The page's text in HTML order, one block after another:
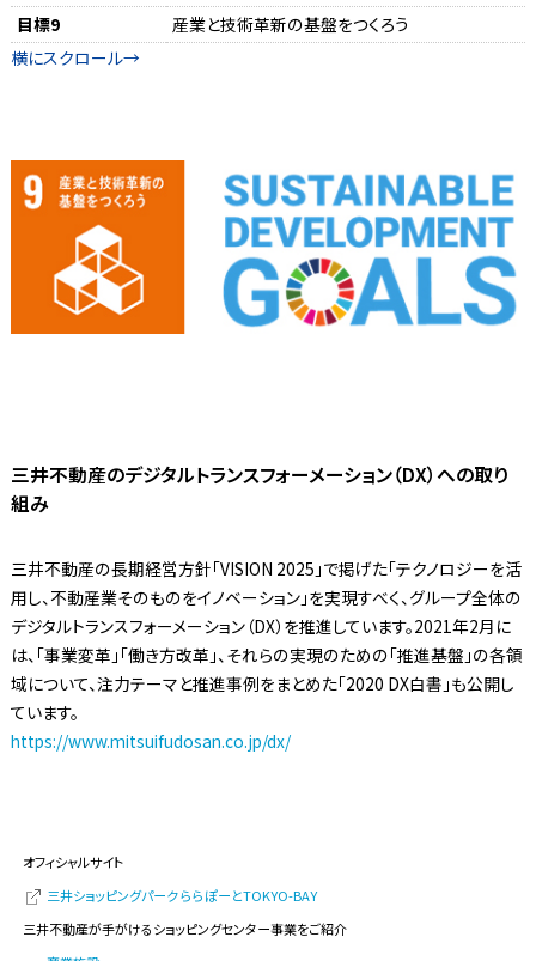
目標9 産業と技術革新の基盤をつくろう
三井不動産のデジタルトランスフォーメーション（DX）への取り
組み
三井不動産の長期経営方針「VISION 2025」で掲げた「テクノロジーを活
用し、不動産業そのものをイノベーション」を実現すべく、グループ全体の
デジタルトランスフォーメーション（DX）を推進しています。2021年2月に
は、「事業変革」「働き方改革」、それらの実現のための「推進基盤」の各領
域について、注力テーマと推進事例をまとめた「2020 DX白書」も公開し
ています。
https://www.mitsuifudosan.co.jp/dx/
オフィシャルサイト
三井ショッピングパーク ららぽーとTOKYO-BAY
三井不動産が手がけるショッピングセンター事業をご紹介